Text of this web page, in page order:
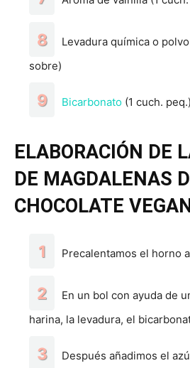
Levadura química o
sobre)
Bicarbonato (1 cuch. peq.)
ELABORACIÓN DE
DE MAGDALENAS
CHOCOLATE
Precalentamos el horno
En un bol con ayuda de
harina, la levadura, el
Después añadimos el